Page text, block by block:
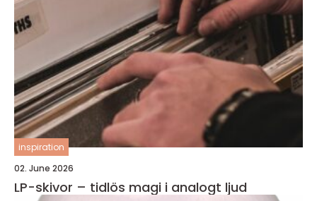
inspiration
02. June 2026
LP-skivor – tidlös magi i analogt ljud